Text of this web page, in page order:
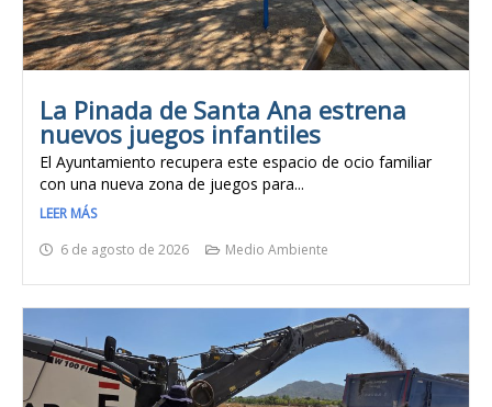
La Pinada de Santa Ana estrena
nuevos juegos infantiles
El Ayuntamiento recupera este espacio de ocio familiar
con una nueva zona de juegos para...
LEER MÁS
6 de agosto de 2026
Medio Ambiente